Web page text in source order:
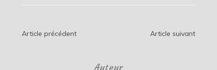
Navigation
Article précédent Article suivant
Auteur